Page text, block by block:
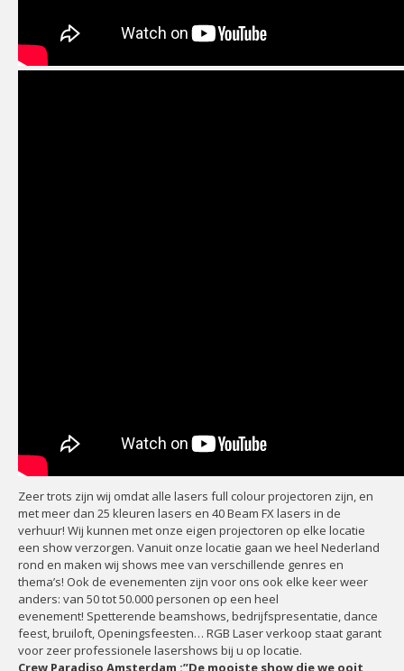
Zeer trots zijn wij omdat alle lasers full colour projectoren zijn, en
met meer dan 25 kleuren lasers en 40 Beam FX lasers in de
verhuur! Wij kunnen met onze eigen projectoren op elke locatie
een show verzorgen. Vanuit onze locatie gaan we heel Nederland
rond en maken wij shows mee van verschillende genres en
thema’s! Ook de evenementen zijn voor ons ook elke keer weer
anders: van 50 tot 50.000 personen op een heel
evenement! Spetterende beamshows, bedrijfspresentatie, dance
feest, bruiloft, Openingsfeesten… RGB Laser verkoop staat garant
voor zeer professionele lasershows bij u op locatie.
Crew Paradiso Amsterdam :”De mooiste show die we ooit